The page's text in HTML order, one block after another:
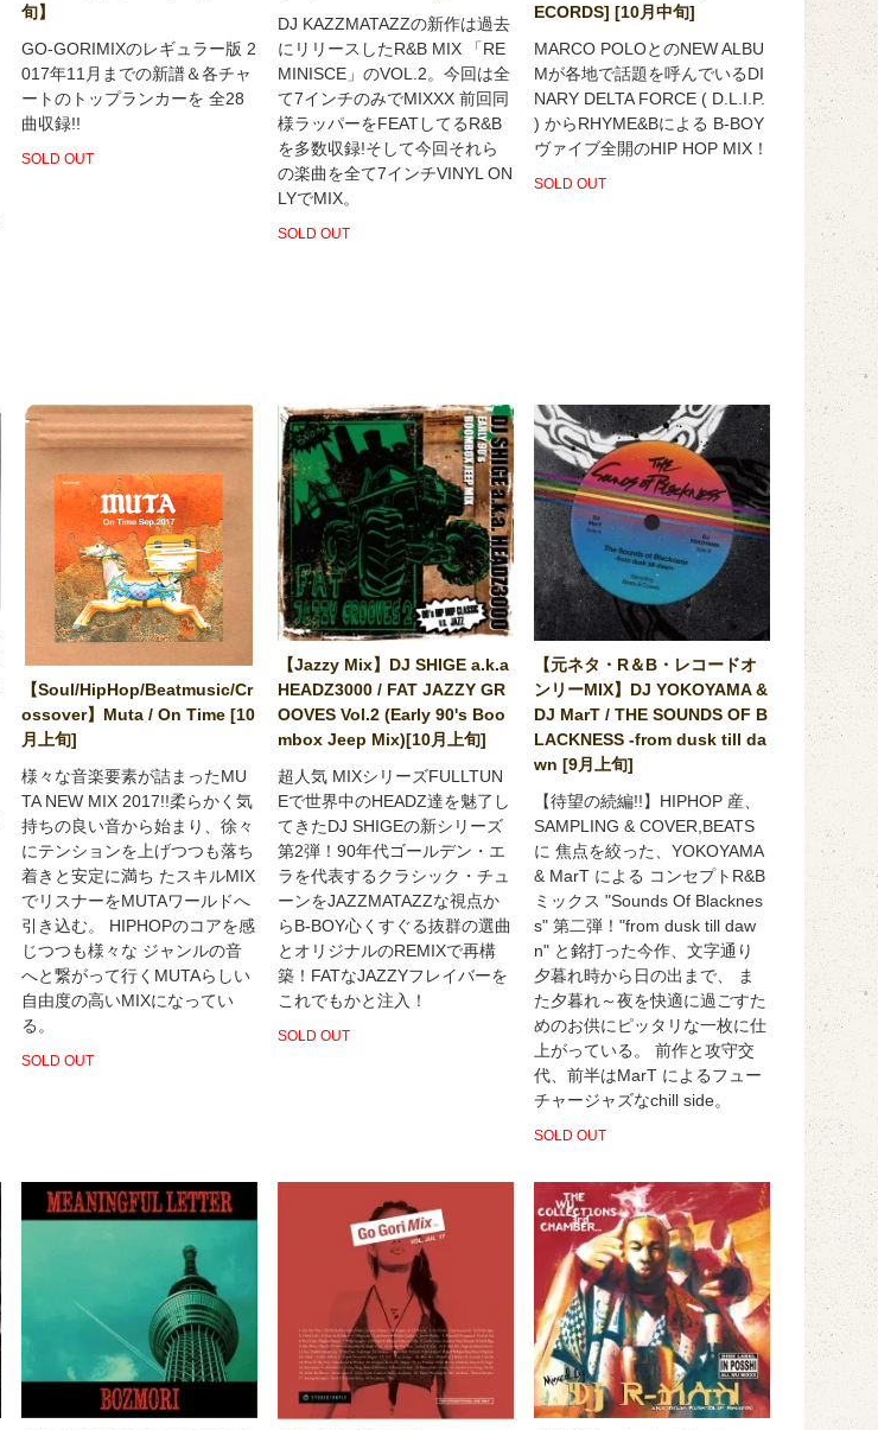
旬】
GO-GORIMIXのレギュラー版 2
017年11月までの新譜＆各チャ
ートのトップランカーを 全28
曲収録!!
SOLD OUT
DJ KAZZMATAZZの新作は過去
にリリースしたR&B MIX 「RE
MINISCE」のVOL.2。今回は全
て7インチのみでMIXXX 前回同
様ラッパーをFEATしてるR&B
を多数収録!そして今回それら
の楽曲を全て7インチVINYL ON
LYでMIX。
SOLD OUT
ECORDS] [10月中旬]
MARCO POLOとのNEW ALBU
Mが各地で話題を呼んでいるDI
NARY DELTA FORCE ( D.L.I.P.
) からRHYME&Bによる B-BOY
ヴァイブ全開のHIP HOP MIX！
SOLD OUT
【Soul/HipHop/Beatmusic/Cr
ossover】Muta / On Time [10
月上旬]
様々な音楽要素が詰まったMU
TA NEW MIX 2017!!柔らかく気
持ちの良い音から始まり、徐々
にテンションを上げつつも落ち
着きと安定に満ち たスキルMIX
でリスナーをMUTAワールドへ
引き込む。 HIPHOPのコアを感
じつつも様々な ジャンルの音
へと繋がって行くMUTAらしい
自由度の高いMIXになってい
る。
SOLD OUT
【Jazzy Mix】DJ SHIGE a.k.a
HEADZ3000 / FAT JAZZY GR
OOVES Vol.2 (Early 90's Boo
mbox Jeep Mix)[10月上旬]
超人気 MIXシリーズFULLTUN
Eで世界中のHEADZ達を魅了し
てきたDJ SHIGEの新シリーズ
第2弾！90年代ゴールデン・エ
ラを代表するクラシック・チュ
ーンをJAZZMATAZZな視点か
らB-BOY心くすぐる抜群の選曲
とオリジナルのREMIXで再構
築！FATなJAZZYフレイバーを
これでもかと注入！
SOLD OUT
【元ネタ・R＆B・レコードオ
ンリーMIX】DJ YOKOYAMA &
DJ MarT / THE SOUNDS OF B
LACKNESS -from dusk till da
wn [9月上旬]
【待望の続編!!】HIPHOP 産、
SAMPLING & COVER,BEATS
に 焦点を絞った、YOKOYAMA
& MarT による コンセプトR&B
ミックス "Sounds Of Blacknes
s" 第二弾！"from dusk till daw
n" と銘打った今作、文字通り
夕暮れ時から日の出まで、 ま
た夕暮れ～夜を快適に過ごすた
めのお供にピッタリな一枚に仕
上がっている。 前作と攻守交
代、前半はMarT によるフュー
チャージャズなchill side。
SOLD OUT